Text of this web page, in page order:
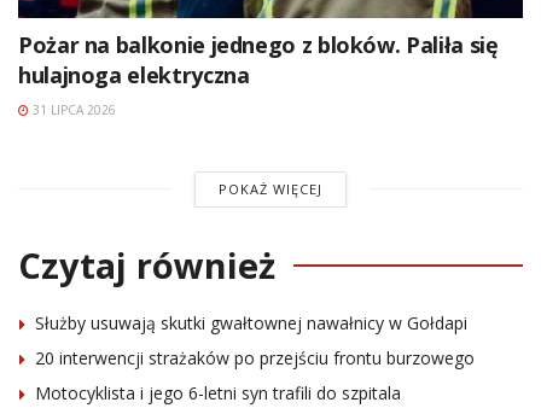
Pożar na balkonie jednego z bloków. Paliła się
hulajnoga elektryczna
31 LIPCA 2026
POKAŻ WIĘCEJ
Czytaj również
Służby usuwają skutki gwałtownej nawałnicy w Gołdapi
20 interwencji strażaków po przejściu frontu burzowego
Motocyklista i jego 6-letni syn trafili do szpitala